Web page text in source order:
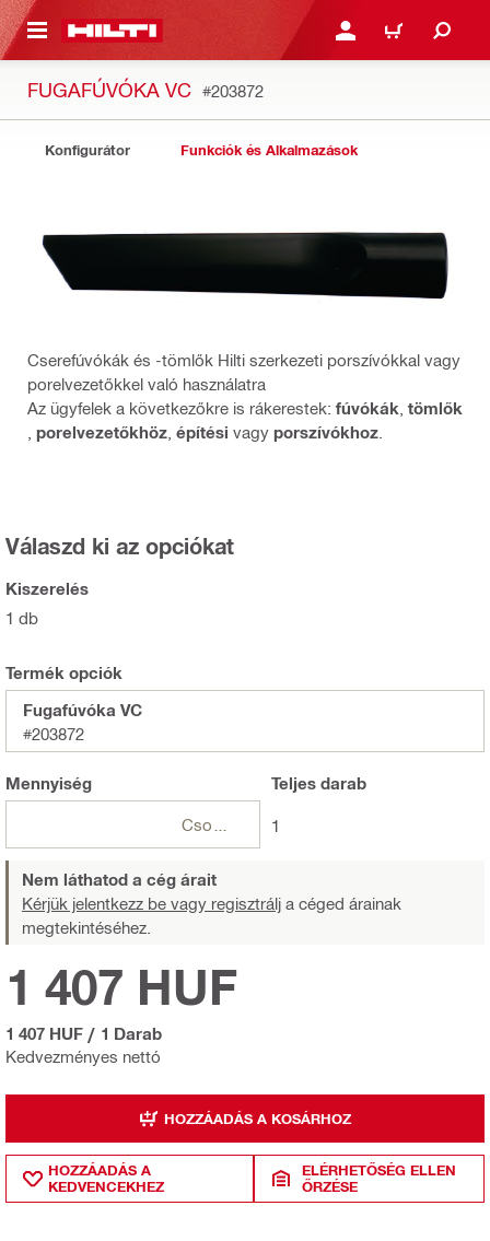
TARTALOMRA BEJELENTKEZÉS VAGY
KOSÁR
FUGAFÚVÓKA VC #203872
Konfigurátor Funkciók és Alkalmazások
Cserefúvókák és -tömlők Hilti szerkezeti porszívókkal vagy
porelvezetőkkel való használatra
Az ügyfelek a következőkre is rákerestek: fúvókák tömlők
porelvezetőkhöz építési vagy porszívókhoz
Válaszd ki az opciókat
Kiszerelés
1 db
Termék opciók
Fugafúvóka VC
#203872
Mennyiség Teljesdarab
1
Nem láthatod a cég árait
Kérjük jelentkezz be vagy regisztrálj a céged árainak
megtekintéséhez.
Kedvezményes nettó
1 407 HUF
1 407 HUF / 1 Darab
HOZZÁADÁS A KOSÁRHOZ
HOZZÁADÁS A
KEDVENCEKHEZ
ELÉRHETŐSÉG ELLEN
ŐRZÉSE